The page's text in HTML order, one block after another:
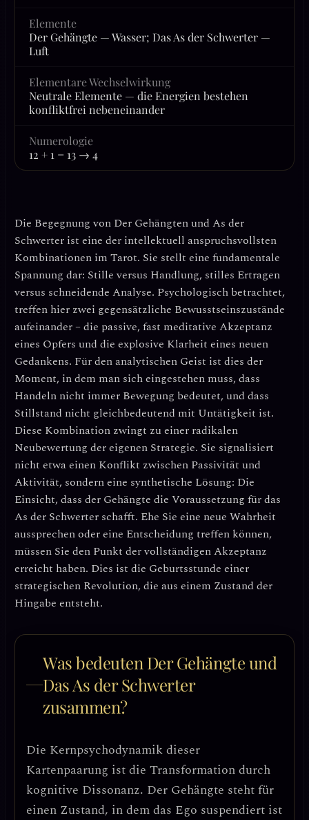
Elemente
Der Gehängte — Wasser; Das As der Schwerter —
Luft
Elementare Wechselwirkung
Neutrale Elemente — die Energien bestehen
konfliktfrei nebeneinander
Numerologie
12 + 1 = 13 → 4
Die Begegnung von Der Gehängtenund As der
Schwerter ist eine der intellektuell anspruchsvollsten
Kombinationen im Tarot. Sie stellt eine fundamentale
Spannung dar: Stille versus Handlung, stilles Ertragen
versus schneidende Analyse. Psychologisch betrachtet,
treffen hier zwei gegensätzliche Bewusstseinszustände
aufeinander – die passive, fast meditative Akzeptanz
eines Opfers und die explosive Klarheit eines neuen
Gedankens. Für den analytischen Geist ist dies der
Moment, in dem man sich eingestehen muss, dass
Handeln nicht immer Bewegung bedeutet, und dass
Stillstand nicht gleichbedeutend mit Untätigkeit ist.
Diese Kombination zwingt zu einer radikalen
Neubewertung der eigenen Strategie. Sie signalisiert
nicht etwa einen Konflikt zwischen Passivität und
Aktivität, sondern eine synthetische Lösung: Die
Einsicht, dass der Gehängte die Voraussetzung für das
As der Schwerter schafft. Ehe Sie eine neue Wahrheit
aussprechen oder eine Entscheidung treffen können,
müssen Sie den Punkt der vollständigen Akzeptanz
erreicht haben. Dies ist die Geburtsstunde einer
strategischen Revolution, die aus einem Zustand der
Hingabe entsteht.
Was bedeuten Der Gehängte und
Das As der Schwerter
zusammen?
Die Kernpsychodynamik dieser
Kartenpaarung ist die Transformation durch
kognitive Dissonanz. Der Gehängte steht für
einen Zustand, in dem das Ego suspendiert ist